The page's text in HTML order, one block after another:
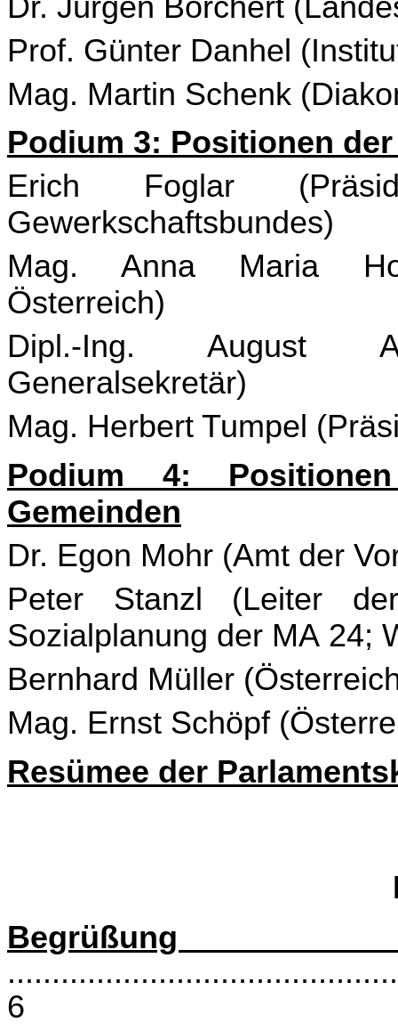
Prof. Günter Danhel
Mag. Martin Schenk
Podium 3: Positionen
Erich Foglar
Gewerkschaftsbundes)
Mag. Anna Maria
Österreich)
Dipl.-Ing. August
Generalsekretär)
Mag. Herbert Tumpel
Podium 4:
Gemeinden
Dr. Egon Mohr (Amt der
Peter Stanzl (Leiter
Sozialplanung der MA 24;
Bernhard Müller
Mag. Ernst Schöpf
Resümee der
Begrüßung
6